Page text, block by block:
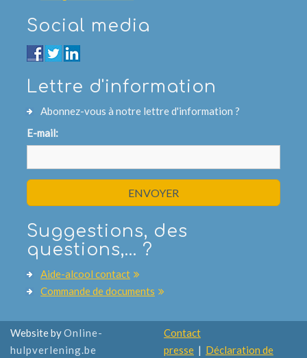
Social media
Lettre d'information
Abonnez-vous à notre lettre d'information ?
E-mail:
ENVOYER
Suggestions, des
questions,... ?
Aide-alcool contact
Commande de documents
Website byOnline-
hulpverlening.be
Contact
presse | Déclaration de